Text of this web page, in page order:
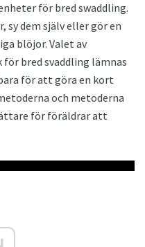
för bred swaddling.
sy dem själv eller gör en
blöjor. Valet av
bred svaddling lämnas
för att göra en kort
och metoderna
för föräldrar att